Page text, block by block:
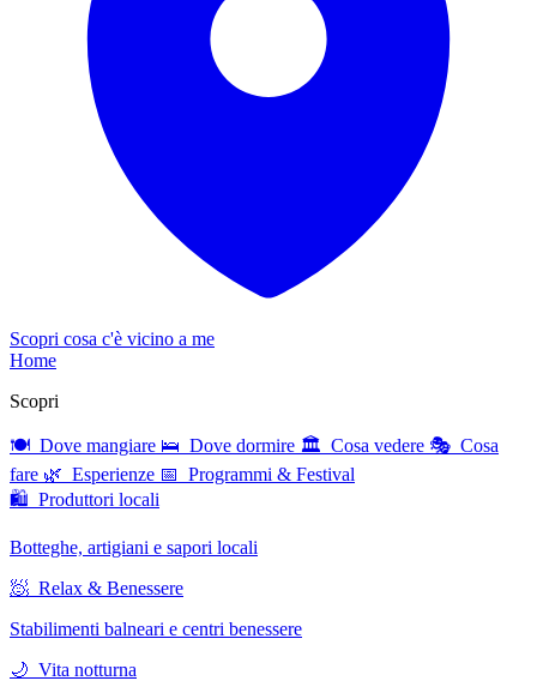
Scopri cosa c'è vicino a me
Home
Scopri
🍽 Dove mangiare 🛌 Dove dormire 🏛 Cosa vedere 🎭 Cosa
fare 🌿 Esperienze 📅 Programmi & Festival
🛍 Produttori locali
Botteghe, artigiani e sapori locali
🧖 Relax & Benessere
Stabilimenti balneari e centri benessere
🌙 Vita notturna